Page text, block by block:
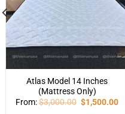
Atlas Model 14 Inches
(Mattress Only)
From:$3,000.00 $1,500.00